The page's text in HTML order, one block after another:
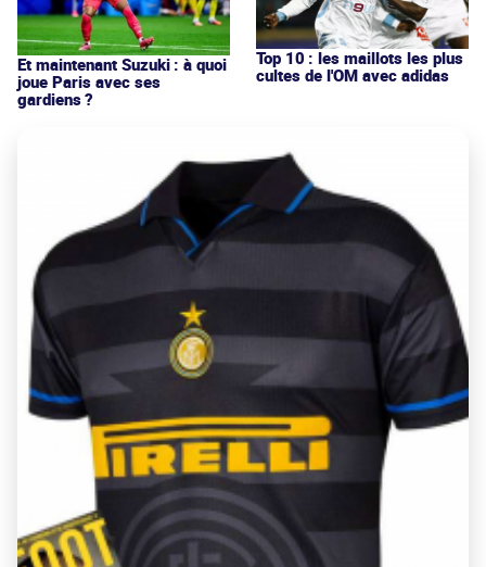
Et maintenant Suzuki : à quoi
joue Paris avec ses
gardiens ?
Top 10 : les maillots les plus
cultes de l'OM avec adidas